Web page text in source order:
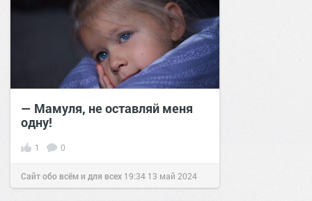
— Мамуля, не оставляй меня
одну!
1 0
Сайт обо всём и для всех 19:34 13 май 2024